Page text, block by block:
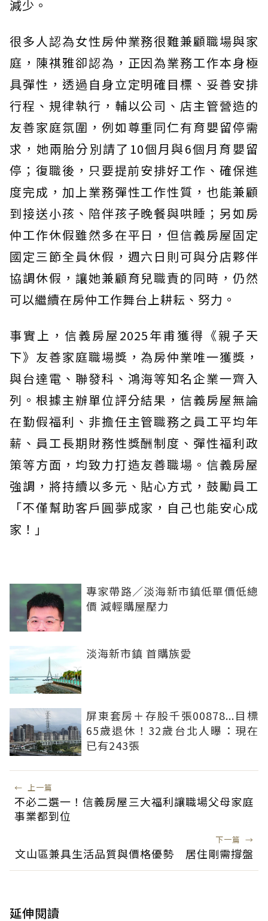
減少。
很多人認為女性房仲業務很難兼顧職場與家
庭，陳祺雅卻認為，正因為業務工作本身極
具彈性，透過自身立定明確目標、妥善安排
行程、規律執行，輔以公司、店主管營造的
友善家庭氛圍，例如尊重同仁有育嬰留停需
求，她兩胎分別請了10個月與6個月育嬰留
停；復職後，只要提前安排好工作、確保進
度完成，加上業務彈性工作性質，也能兼顧
到接送小孩、陪伴孩子晚餐與哄睡；另如房
仲工作休假雖然多在平日，但信義房屋固定
國定三節全員休假，週六日則可與分店夥伴
協調休假，讓她兼顧育兒職責的同時，仍然
可以繼續在房仲工作舞台上耕耘、努力。
事實上，信義房屋2025年甫獲得《親子天
下》友善家庭職場獎，為房仲業唯一獲獎，
與台達電、聯發科、鴻海等知名企業一齊入
列。根據主辦單位評分結果，信義房屋無論
在勤假福利、非擔任主管職務之員工平均年
薪、員工長期財務性獎酬制度、彈性福利政
策等方面，均致力打造友善職場。信義房屋
強調，將持續以多元、貼心方式，鼓勵員工
「不僅幫助客戶圓夢成家，自己也能安心成
家！」
專家帶路／淡海新市鎮低單價低總
價 減輕購屋壓力
淡海新市鎮 首購族愛
屏東套房＋存股千張00878...目標
65歲退休！32歲台北人曝：現在
已有243張
← 上一篇
不必二選一！信義房屋三大福利讓職場父母家庭
事業都到位
下一篇 →
文山區兼具生活品質與價格優勢 居住剛需撐盤
延伸閱讀